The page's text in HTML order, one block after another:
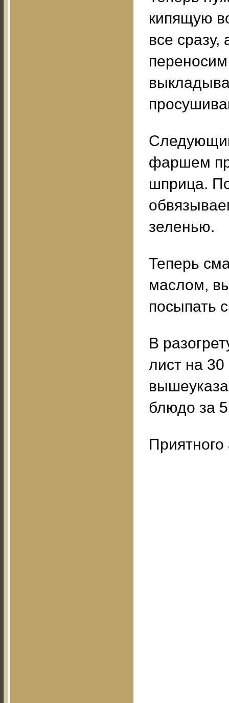
кипящую
все
фаршем
шприца.
зеленью.
Теперь
маслом,
посыпать
В
лист на 30
блюдо за
Приятного